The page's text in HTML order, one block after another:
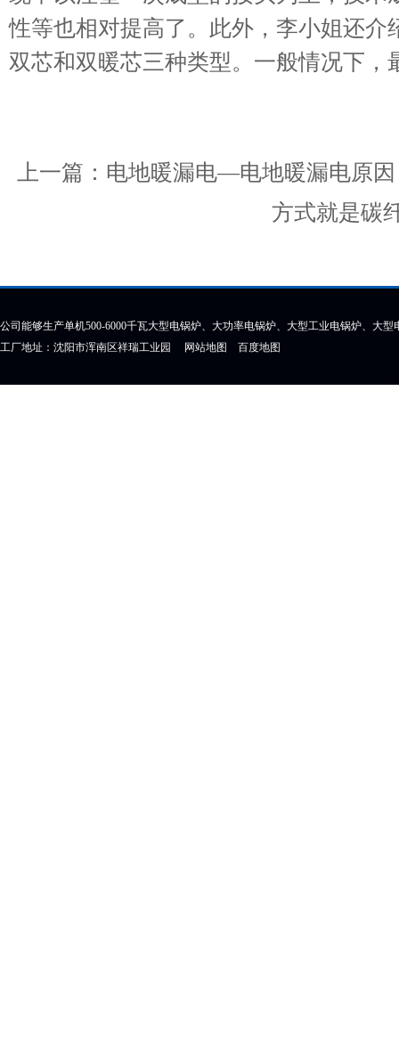
性等也相对提高了。此外，李小姐还
双芯和双暖芯三种类型。一般情况下，
上一篇： 电地暖漏电—电地暖漏电原因
方式就是碳
公司能够生产单机500-6000千瓦大型电锅炉、大功率电锅炉、大型工业电锅炉、大
工厂地址：沈阳市浑南区祥瑞工业园 网站地图 百度地图